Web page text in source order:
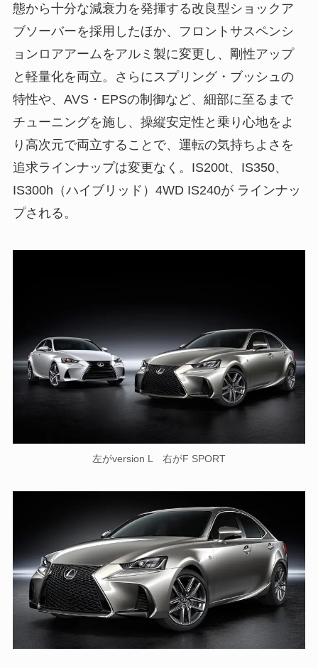
態から十分な減衰力を発揮する改良型ショックア
ブソーバーを採用したほか、フロントサスペンシ
ョンロアアームをアルミ製に変更し、剛性アップ
と軽量化を両立。さらにスプリング・ブッシュの
特性や、AVS・EPSの制御など、細部に至るまで
チューニングを施し、操縦安定性と乗り心地をよ
り高次元で両立することで、運転の気持ちよさを
追求ラインナップは変更なく。IS200t、IS350、
IS300h（ハイブリッド）4WD IS240が ラインナッ
プされる。
左がversion L 右がF SPORT